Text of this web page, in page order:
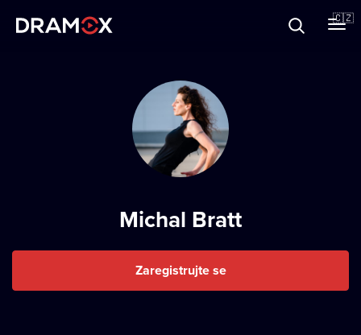
🇨🇿
Michal Bratt
Zaregistrujte se